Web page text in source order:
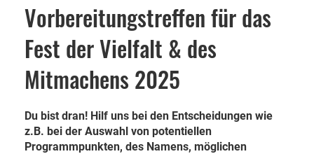
Vorbereitungstreffen für das
Fest der Vielfalt & des
Mitmachens 2025
Du bist dran! Hilf uns bei den Entscheidungen wie
z.B. bei der Auswahl von potentiellen
Programmpunkten, des Namens, möglichen